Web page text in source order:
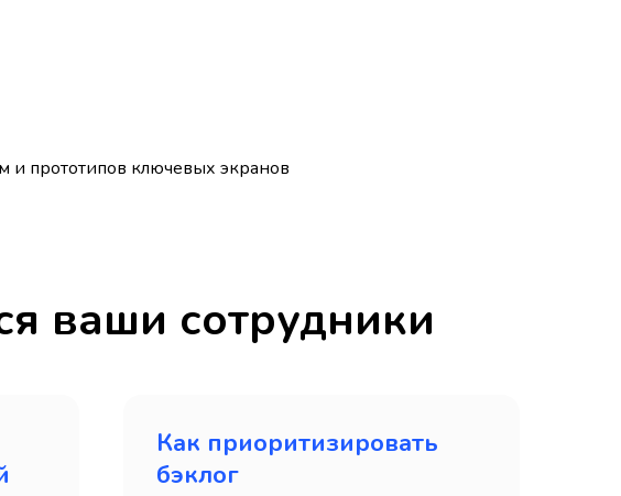
и прототипов ключевых экранов
ваши сотрудники
Как приоритизировать
бэклог